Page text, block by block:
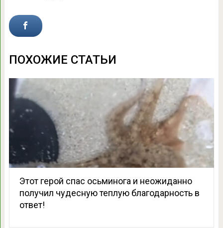
ПОХОЖИЕ СТАТЬИ
Этот герой спас осьминога и неожиданно
получил чудесную теплую благодарность в
ответ!